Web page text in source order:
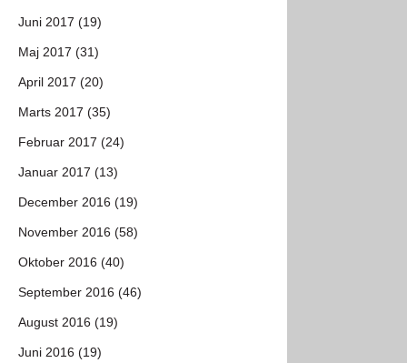
Juni 2017 (19)
Maj 2017 (31)
April 2017 (20)
Marts 2017 (35)
Februar 2017 (24)
Januar 2017 (13)
December 2016 (19)
November 2016 (58)
Oktober 2016 (40)
September 2016 (46)
August 2016 (19)
Juni 2016 (19)